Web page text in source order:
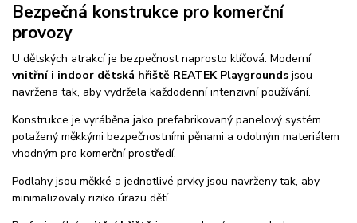
Bezpečná konstrukce pro komerční
provozy
U dětských atrakcí je bezpečnost naprosto klíčová. Moderní
vnitřní i indoor dětská hřiště REATEK Playgrounds jsou
navržena tak, aby vydržela každodenní intenzivní používání.
Konstrukce je vyráběna jako prefabrikovaný panelový systém
potažený měkkými bezpečnostními pěnami a odolným materiálem
vhodným pro komerční prostředí.
Podlahy jsou měkké a jednotlivé prvky jsou navrženy tak, aby
minimalizovaly riziko úrazu dětí.